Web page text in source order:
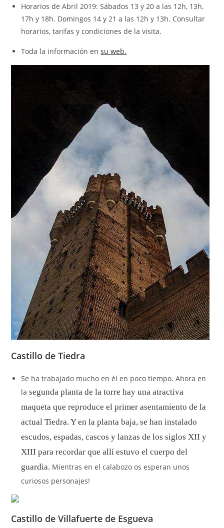
Horarios de Abril 2019: Sábados 13 y 20 a las 12h, 13h,
17h y 18h. Domingos 14 y 21 a las 12h y 13h. Consultar
horarios, tarifas y condiciones de la visita.
Toda la información ensu web.
Castillo de Tiedra
Se ha trabajado mucho en él en poco tiempo. Ahora en
lasegunda planta de la torre hay una atractiva
maqueta que reproduce el primer asentamiento de la
actual Tiedra. Y en la planta baja, se han instalado
escudos, espadas, cascos y lanzas de los siglos XII y
XIII para recordar que allí estuvo el cuerpo del
guardia. Mientras en el calabozo os esperan unos
curiosos personajes!
Castillo de Villafuerte de Esgueva